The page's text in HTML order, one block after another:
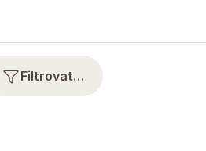
Filtrovat…